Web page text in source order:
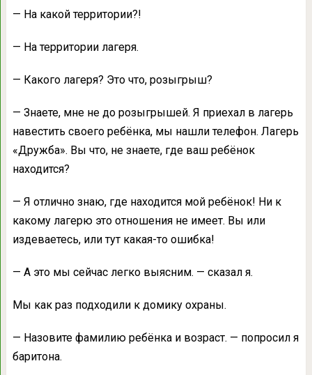
— На какой территории?!
— На территории лагеря.
— Какого лагеря? Это что, розыгрыш?
— Знаете, мне не до розыгрышей. Я приехал в лагерь
навестить своего ребёнка, мы нашли телефон. Лагерь
«Дружба». Вы что, не знаете, где ваш ребёнок
находится?
— Я отлично знаю, где находится мой ребёнок! Ни к
какому лагерю это отношения не имеет. Вы или
издеваетесь, или тут какая-то ошибка!
— А это мы сейчас легко выясним. — сказал я.
Мы как раз подходили к домику охраны.
— Назовите фамилию ребёнка и возраст. — попросил я
баритона.